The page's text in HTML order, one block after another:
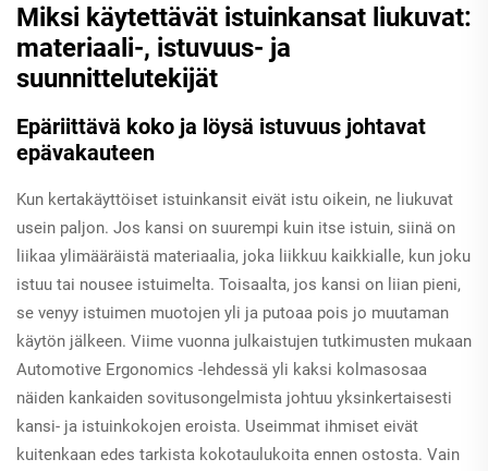
Miksi käytettävät istuinkansat liukuvat:
materiaali-, istuvuus- ja
suunnittelutekijät
Epäriittävä koko ja löysä istuvuus johtavat
epävakauteen
Kun kertakäyttöiset istuinkansit eivät istu oikein, ne liukuvat
usein paljon. Jos kansi on suurempi kuin itse istuin, siinä on
liikaa ylimääräistä materiaalia, joka liikkuu kaikkialle, kun joku
istuu tai nousee istuimelta. Toisaalta, jos kansi on liian pieni,
se venyy istuimen muotojen yli ja putoaa pois jo muutaman
käytön jälkeen. Viime vuonna julkaistujen tutkimusten mukaan
Automotive Ergonomics -lehdessä yli kaksi kolmasosaa
näiden kankaiden sovitusongelmista johtuu yksinkertaisesti
kansi- ja istuinkokojen eroista. Useimmat ihmiset eivät
kuitenkaan edes tarkista kokotaulukoita ennen ostosta. Vain